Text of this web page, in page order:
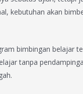
kebutuhan akan
bimbingan belajar
tanpa